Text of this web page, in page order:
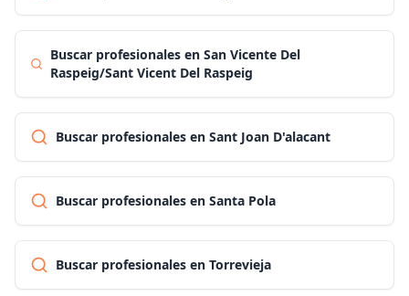
Buscar profesionales en San Vicente Del
Raspeig/Sant Vicent Del Raspeig
Buscar profesionales en Sant Joan D'alacant
Buscar profesionales en Santa Pola
Buscar profesionales en Torrevieja